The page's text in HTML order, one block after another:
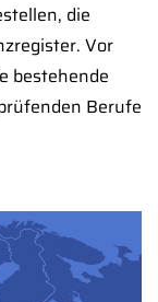
die
Vor
bestehende
Berufe